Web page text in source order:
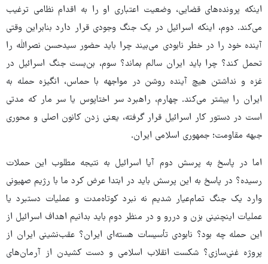
اینکه پرونده‌های قضایی، وضعیت اعتباری او را به اقدام نظامی ترغیب
می‌کند. دوم، اینکه اسرائیل در یک جنگ وجودی قرار دارد بنابراین وقتی
آینده خود را در خطر نابودی می‌بیند چرا باید حضور سیدحسن نصرالله را
تحمل کند؟ چرا باید ایران سالم بماند؟ سوم، بن‌بست جنگ اسرائیل در
غزه و نداشتن هیچ آینده روشن در مواجهه با حماس، انگیزه حمله به
ایران را بیشتر می‌کند. چهارم، راهبرد سر اختاپوس یا سر مار که مدتی
است در دستور کار اسرائیل قرار گرفته، یعنی زدن کانون اصلی و محوری
جبهه مقاومت؛ جمهوری اسلامی ایران.
اما در پاسخ به پرسش دوم آیا اسرائیل به نتیجه مطلوب این حملات
رسیده؟ در پاسخ به این پرسش باید در ابتدا عرض کرد ما با رژیم صهیونی
وارد یک جنگ تمام‌عیار شدیم نه نبرد کوتاه‌مدت و عملیات دستبرد یا
عملیات اینچنینی بزن و دررو و در منظر دوم باید بدانیم اهداف اسرائیل از
این حمله چه بود؟ نابودی تأسیسات هسته‌ای ایران؟ عقب‌نشینی ایران از
پروژه غنی‌سازی؟ شکست انقلاب اسلامی و دست کشیدن از آرمان‌های